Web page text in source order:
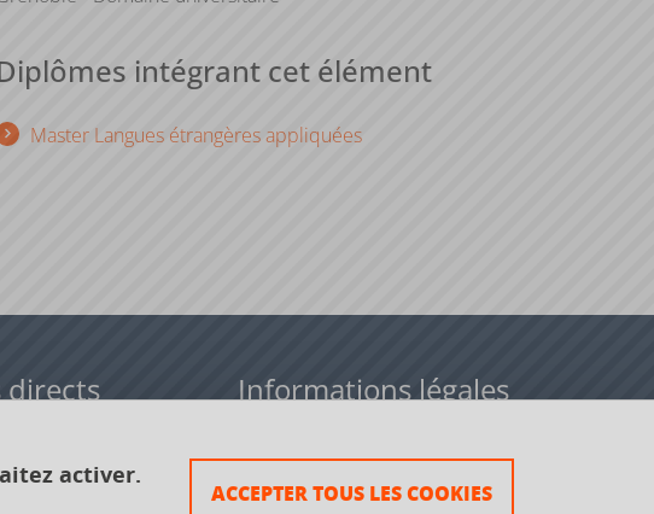
activer.
ACCEPTER TOUS LES COOKIES
intégrant cet élément
Master Langues étrangères appliquées
directs Informations légales
Plan du site